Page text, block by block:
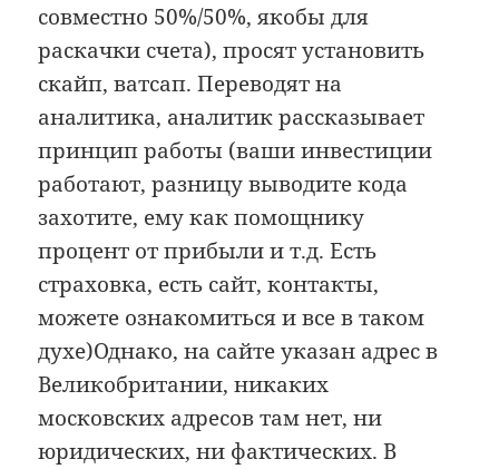
совместно 50%/50%, якобы для
раскачки счета), просят установить
скайп, ватсап. Переводят на
аналитика, аналитик рассказывает
принцип работы (ваши инвестиции
работают, разницу выводите кода
захотите, ему как помощнику
процент от прибыли и т.д. Есть
страховка, есть сайт, контакты,
можете ознакомиться и все в таком
духе)Однако, на сайте указан адрес в
Великобритании, никаких
московских адресов там нет, ни
юридических, ни фактических. В